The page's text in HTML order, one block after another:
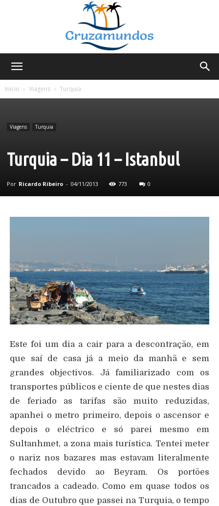
Início
Viagens Turquia
Viagens Turquia
Turquia – Dia 11 – Istanbul
Por Ricardo Ribeiro - 04/11/2013 773 0
Este foi um dia a cair para a descontração, em
que saí de casa já a meio da manhã e sem
grandes objectivos. Já familiarizado com os
transportes públicos e ciente de que nestes dias
de feriado as tarifas são muito reduzidas,
apanhei o metro primeiro, depois o ascensor e
depois o eléctrico e só parei mesmo em
Sultanhmet, a zona mais turística. Tentei meter
o nariz nos bazares mas estavam literalmente
fechados devido ao Beyram. Os portões
trancados a cadeado. Como em quase todos os
dias de Outubro que passei na Turquia, o tempo